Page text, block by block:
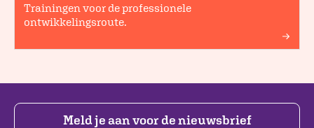
Trainingen voor de professionele
ontwikkelingsroute.
Meld je aan voor de nieuwsbrief